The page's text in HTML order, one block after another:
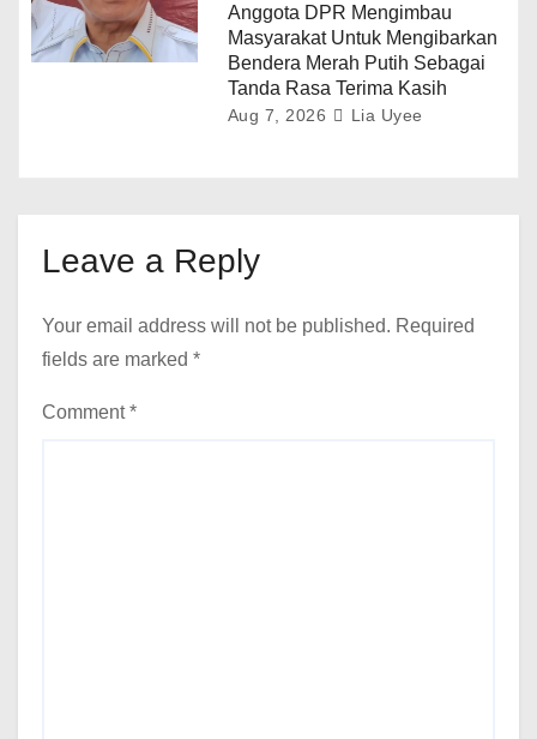
Anggota DPR Mengimbau
Masyarakat Untuk Mengibarkan
Bendera Merah Putih Sebagai
Tanda Rasa Terima Kasih
Aug 7, 2026 Lia Uyee
Leave a Reply
Your email address will not be published. Required
fields are marked *
Comment*